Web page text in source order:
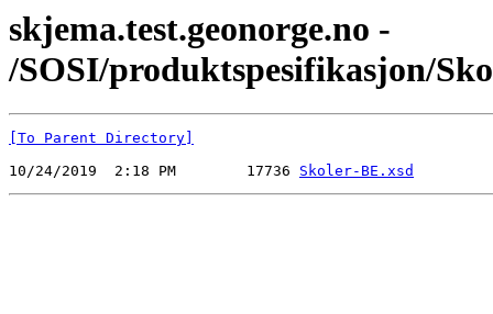
skjema.test.geonorge.no -
/SOSI/produktspesifikasjon/
[To Parent Directory]
10/24/2019  2:18 PM        17736 Skoler-BE.xsd